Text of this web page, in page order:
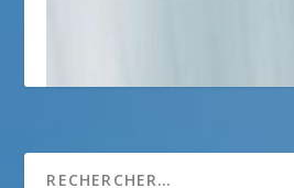
Eco Shuttle Network